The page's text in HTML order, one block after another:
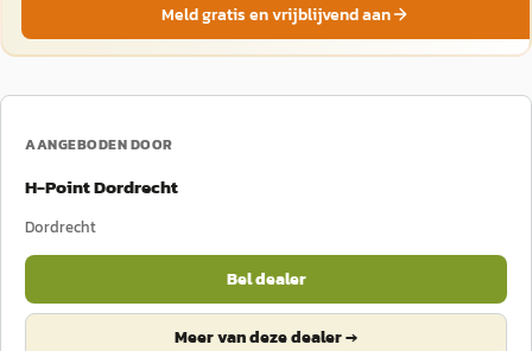
Meld gratis en vrijblijvend aan
AANGEBODEN DOOR
H-Point Dordrecht
Dordrecht
Bel dealer
Meer van deze dealer →